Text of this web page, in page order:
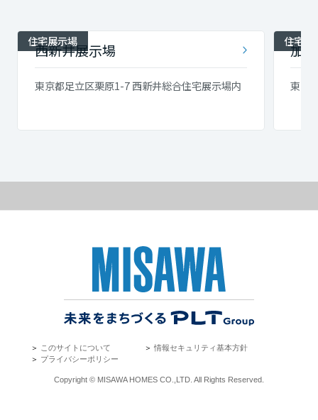
住宅展示場
西新井展示場
東京都足立区栗原1-7 西新井総合住宅展示場内
住宅展
加
東京
＞ このサイトについて ＞情報セキュリティ基本方針
＞ プライバシーポリシー
Copyright © MISAWA HOMES CO.,LTD. All Rights Reserved.